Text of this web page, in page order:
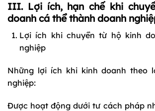
III. Lợi ích, hạn chế khi
doanh cá thể thành doanh
Lợi ích khi chuyển từ hộ kinh
nghiệp
Những lợi ích khi kinh doanh theo
nghiệp:
Được hoạt động dưới tư cách pháp